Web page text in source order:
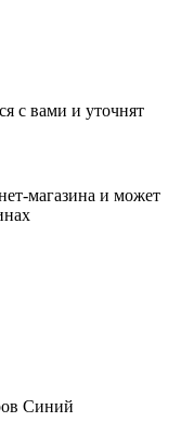
с вами и уточнят
магазина и может
Синий